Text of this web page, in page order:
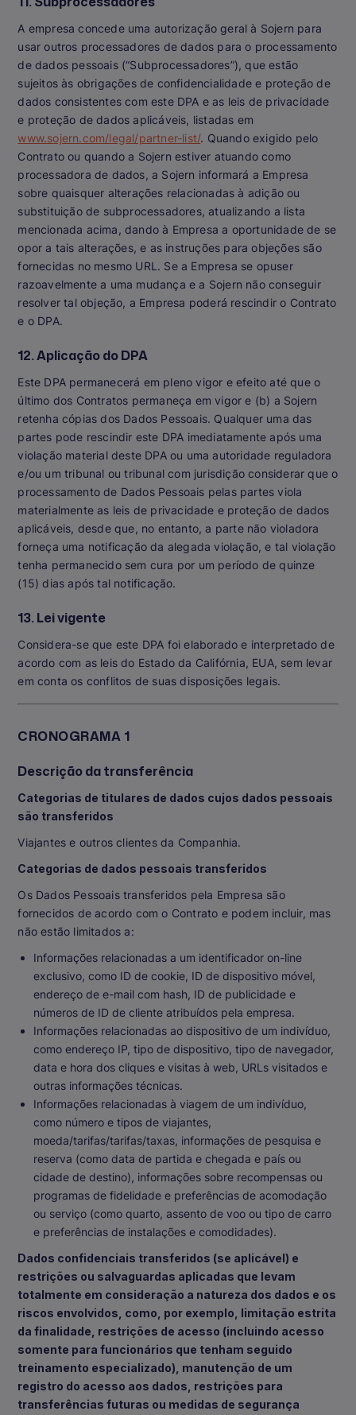
A empresa concede uma autorização geral à Sojern para
usar outros processadores de dados para o processamento
de dados pessoais (“Subprocessadores”), que estão
sujeitos às obrigações de confidencialidade e proteção de
dados consistentes com este DPA e as leis de privacidade
e proteção de dados aplicáveis, listadas em
www.sojern.com/legal/partner-list/. Quando exigido pelo
Contrato ou quando a Sojern estiver atuando como
processadora de dados, a Sojern informará a Empresa
sobre quaisquer alterações relacionadas à adição ou
substituição de subprocessadores, atualizando a lista
mencionada acima, dando à Empresa a oportunidade de se
opor a tais alterações, e as instruções para objeções são
fornecidas no mesmo URL. Se a Empresa se opuser
razoavelmente a uma mudança e a Sojern não conseguir
resolver tal objeção, a Empresa poderá rescindir o Contrato
e o DPA.
12. Aplicação do DPA
Este DPA permanecerá em pleno vigor e efeito até que o
último dos Contratos permaneça em vigor e (b) a Sojern
retenha cópias dos Dados Pessoais. Qualquer uma das
partes pode rescindir este DPA imediatamente após uma
violação material deste DPA ou uma autoridade reguladora
e/ou um tribunal ou tribunal com jurisdição considerar que o
processamento de Dados Pessoais pelas partes viola
materialmente as leis de privacidade e proteção de dados
aplicáveis, desde que, no entanto, a parte não violadora
forneça uma notificação da alegada violação, e tal violação
tenha permanecido sem cura por um período de quinze
(15) dias após tal notificação.
13. Lei vigente
Considera-se que este DPA foi elaborado e interpretado de
acordo com as leis do Estado da Califórnia, EUA, sem levar
em conta os conflitos de suas disposições legais.
CRONOGRAMA 1
Descrição da transferência
Categorias de titulares de dados cujos dados pessoais
são transferidos
Viajantes e outros clientes da Companhia.
Categorias de dados pessoais transferidos
Os Dados Pessoais transferidos pela Empresa são
fornecidos de acordo com o Contrato e podem incluir, mas
não estão limitados a:
Informações relacionadas a um identificador on-line
exclusivo, como ID de cookie, ID de dispositivo móvel,
endereço de e-mail com hash, ID de publicidade e
números de ID de cliente atribuídos pela empresa.
Informações relacionadas ao dispositivo de um indivíduo,
como endereço IP, tipo de dispositivo, tipo de navegador,
data e hora dos cliques e visitas à web, URLs visitados e
outras informações técnicas.
Informações relacionadas à viagem de um indivíduo,
como número e tipos de viajantes,
moeda/tarifas/tarifas/taxas, informações de pesquisa e
reserva (como data de partida e chegada e país ou
cidade de destino), informações sobre recompensas ou
programas de fidelidade e preferências de acomodação
ou serviço (como quarto, assento de voo ou tipo de carro
e preferências de instalações e comodidades).
Dados confidenciais transferidos (se aplicável) e
restrições ou salvaguardas aplicadas que levam
totalmente em consideração a natureza dos dados e os
riscos envolvidos, como, por exemplo, limitação estrita
da finalidade, restrições de acesso (incluindo acesso
somente para funcionários que tenham seguido
treinamento especializado), manutenção de um
registro do acesso aos dados, restrições para
transferências futuras ou medidas de segurança